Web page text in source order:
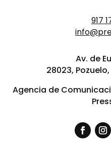
917
Av. de
28023,
Agencia de